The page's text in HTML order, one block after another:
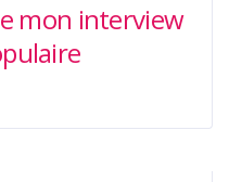
mon interview